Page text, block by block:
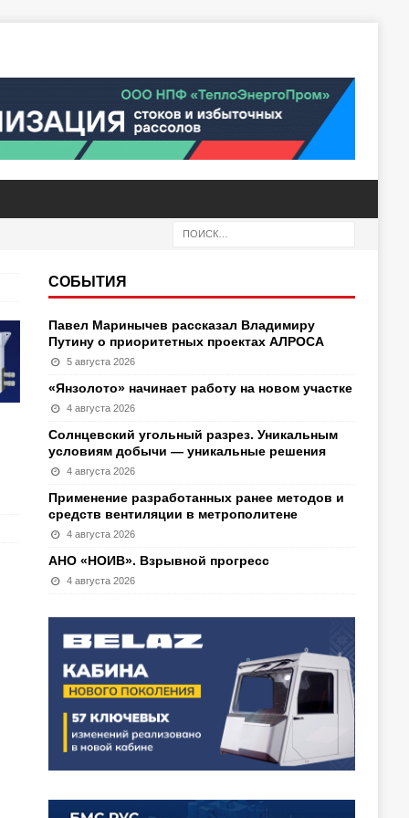
СОБЫТИЯ
Павел Маринычев рассказал Владимиру
Путину о приоритетных проектах АЛРОСА
5 августа 2026
«Янзолото» начинает работу на новом участке
4 августа 2026
Солнцевский угольный разрез. Уникальным
условиям добычи — уникальные решения
4 августа 2026
Применение разработанных ранее методов и
средств вентиляции в метрополитене
4 августа 2026
АНО «НОИВ». Взрывной прогресс
4 августа 2026